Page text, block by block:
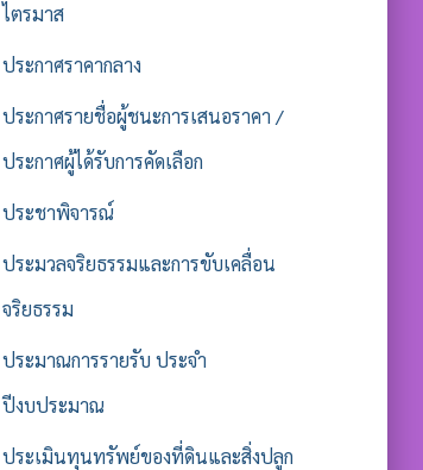
ไตรมาส
ประกาศราคากลาง
ประกาศรายชื่อผู้ชนะการเสนอราคา /
ประกาศผู้ได้รับการคัดเลือก
ประชาพิจารณ์
ประมวลจริยธรรมและการขับเคลื่อน
จริยธรรม
ประมาณการรายรับ ประจำ
ปีงบประมาณ
ประเมินทุนทรัพย์ของที่ดินและสิ่งปลูก